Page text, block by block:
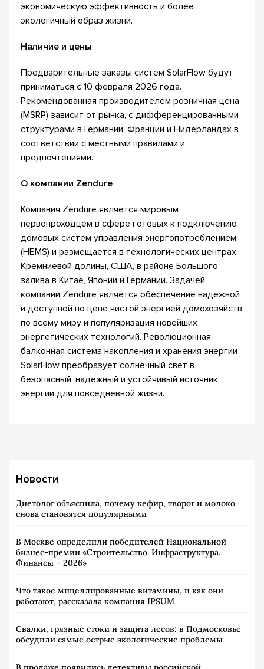
экономическую эффективность и более
экологичный образ жизни.
Наличие и цены
Предварительные заказы систем SolarFlow будут
приниматься с 10 февраля 2026 года.
Рекомендованная производителем розничная цена
(MSRP) зависит от рынка, с дифференцированными
структурами в Германии, Франции и Нидерландах в
соответствии с местными правилами и
предпочтениями.
О компании Zendure
Компания Zendure является мировым
первопроходцем в сфере готовых к подключению
домовых систем управления энергопотреблением
(HEMS) и размещается в технологических центрах
Кремниевой долины, США, в районе Большого
залива в Китае, Японии и Германии. Задачей
компании Zendure является обеспечение надежной
и доступной по цене чистой энергией домохозяйств
по всему миру и популяризация новейших
энергетических технологий. Революционная
балконная система накопления и хранения энергии
SolarFlow преобразует солнечный свет в
безопасный, надежный и устойчивый источник
энергии для повседневной жизни.
Новости
Диетолог объяснила, почему кефир, творог и молоко
снова становятся популярными
В Москве определили победителей Национальной
бизнес-премии «Строительство. Инфраструктура.
Финансы – 2026»
Что такое мицеллированные витамины, и как они
работают, рассказала компания IPSUM
Свалки, грязные стоки и защита лесов: в Подмосковье
обсудили самые острые экологические проблемы